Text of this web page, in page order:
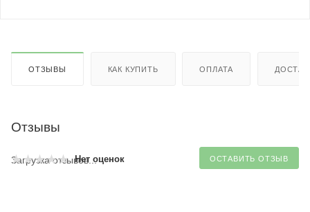
ОТЗЫВЫ КАК КУПИТЬ ОПЛАТА
Отзывы
Нет оценок ОСТАВИТЬ ОТЗЫВ
Загрузка отзывов...